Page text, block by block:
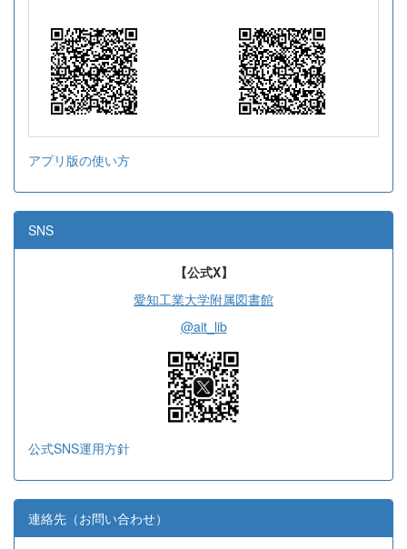
アプリ版の使い方
SNS
【公式X】
愛知工業大学附属図書館
@ait_lib
公式SNS運用方針
連絡先（お問い合わせ）